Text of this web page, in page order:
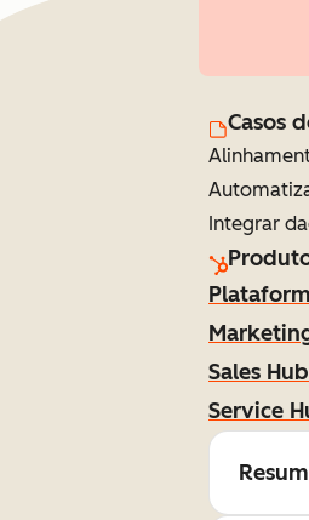
Casos
Integrar
Sales Hub
Service